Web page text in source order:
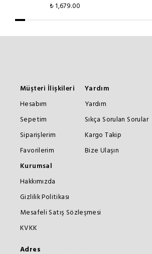
₺ 1,679.00
Müşteri İlişkileri
Hesabım
Sepetim
Siparişlerim
Favorilerim
Yardım
Yardım
Sıkça Sorulan Sorular
Kargo Takip
Bize Ulaşın
Kurumsal
Hakkımızda
Gizlilik Politikası
Mesafeli Satış Sözleşmesi
KVKK
Adres